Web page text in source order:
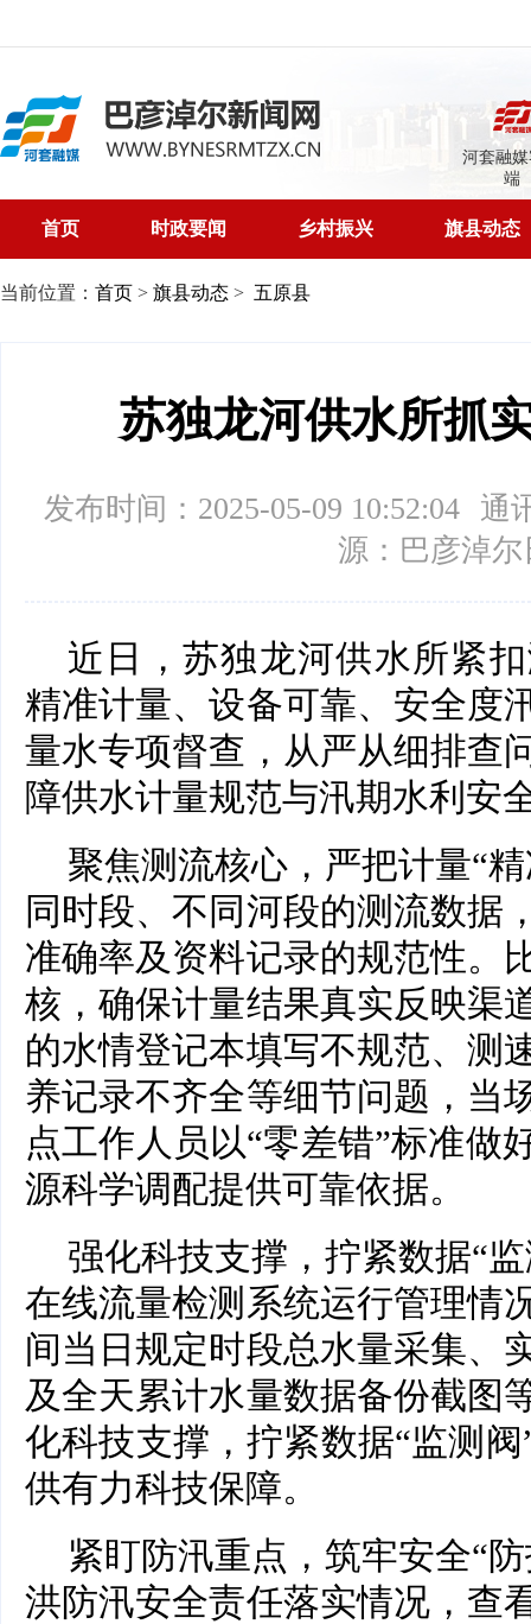
河套融
端
首页 时政要闻 乡村振兴 旗县动态
当前位置： 首页 > 旗县动态 > 五原县
苏独龙河供水所抓
发布时间：2025-05-09 10:52:04
通
源：巴彦淖尔
近日，苏独龙河供水所紧
精准计量、设备可靠、安全度
量水专项督查，从严从细排查
障供水计量规范与汛期水利安
聚焦测流核心，严把计量“
同时段、不同河段的测流数据
准确率及资料记录的规范性。
核，确保计量结果真实反映渠
的水情登记本填写不规范、测
养记录不齐全等细节问题，当
点工作人员以“零差错”标准做
源科学调配提供可靠依据。
强化科技支撑，拧紧数据“
在线流量检测系统运行管理情
间当日规定时段总水量采集、
及全天累计水量数据备份截图
化科技支撑，拧紧数据“监测
供有力科技保障。
紧盯防汛重点，筑牢安全“
洪防汛安全责任落实情况，查